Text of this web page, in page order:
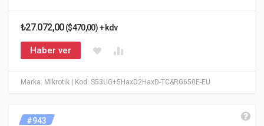
Marka: Mikrotik | Kod: S53UG+5HaxD2HaxD-TC&RG650E-EU
₺27.072,00($470,00) + kdv
Haber ver
#943